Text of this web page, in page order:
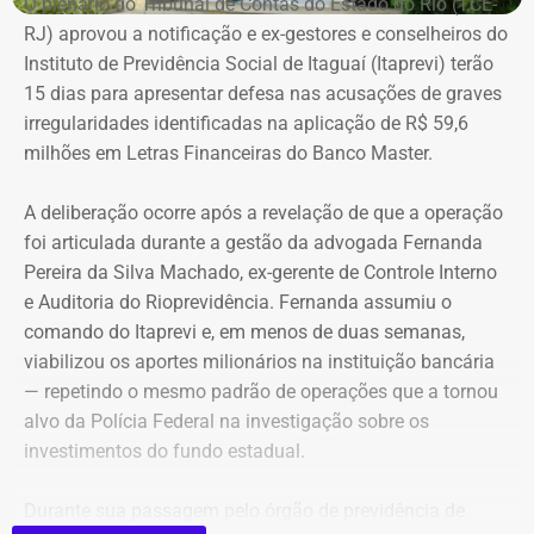
Melim Corretora de Seguros Ltda., empresa que atua no
setor de seguros e planos de saúde.
Declaração de bens de Alex Melim em 2026 — Foto:
Reprodução/Divulgacand
RJ) aprovou a notificação e ex-gestores e conselheiros do
Instituto de Previdência Social de Itaguaí (Itaprevi) terão
15 dias para apresentar defesa nas acusações de graves
irregularidades identificadas na aplicação de R$ 59,6
milhões em Letras Financeiras do Banco Master.
A deliberação ocorre após a revelação de que a operação
foi articulada durante a gestão da advogada Fernanda
Pereira da Silva Machado, ex-gerente de Controle Interno
e Auditoria do Rioprevidência. Fernanda assumiu o
comando do Itaprevi e, em menos de duas semanas,
viabilizou os aportes milionários na instituição bancária
— repetindo o mesmo padrão de operações que a tornou
alvo da Polícia Federal na investigação sobre os
investimentos do fundo estadual.